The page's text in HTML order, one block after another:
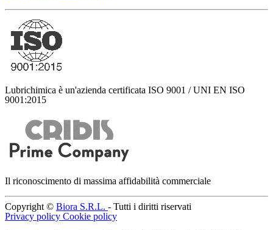
Lubrichimica è un'azienda certificata ISO 9001 / UNI EN ISO
9001:2015
Il riconoscimento di massima affidabilità commerciale
Copyright © Biora S.R.L. - Tutti i diritti riservati
Privacy policy Cookie policy